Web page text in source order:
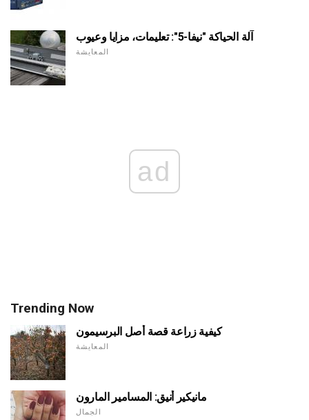
آلة الحياكة "نيفا-5": تعليمات، مزايا وعيوب
المعايشة
ad
Trending Now
كيفية زراعة قصة أصل البرسيمون
المعايشة
مانيكير أنيق: المسامير المارون
الجمال